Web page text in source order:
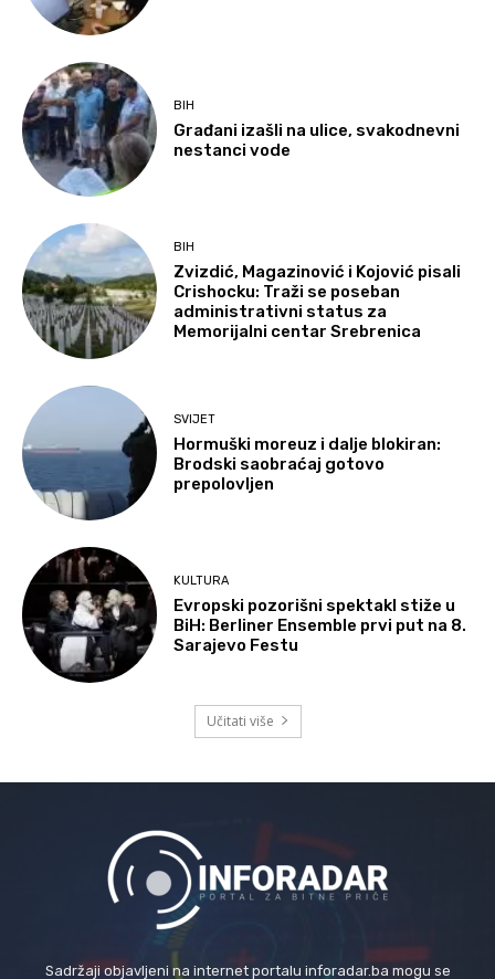
BIH
Građani izašli na ulice, svakodnevni
nestanci vode
BIH
Zvizdić, Magazinović i Kojović pisali
Crishocku: Traži se poseban
administrativni status za
Memorijalni centar Srebrenica
SVIJET
Hormuški moreuz i dalje blokiran:
Brodski saobraćaj gotovo
prepolovljen
KULTURA
Evropski pozorišni spektakl stiže u
BiH: Berliner Ensemble prvi put na 8.
Sarajevo Festu
Učitati više
Sadržaji objavljeni na internet portalu inforadar.ba mogu se